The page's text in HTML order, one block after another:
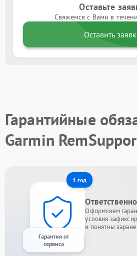
Оставьте
Свяжемся с Вами в
Оставить
Гарантийные
Garmin
1 год
Гарантия от
сервиса
Оформляем
условия
и понятны